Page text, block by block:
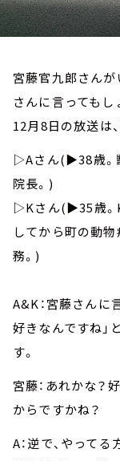
宮藤官九郎さん
さんに言ってもし
12月8日の放送は
▷Aさん(▶︎38歳。
院長。)
▷Kさん(▶︎35歳。
してから町の動
務。)
A&K：宮藤さんに
好きなんですね」
す。
宮藤：あれかな？
からですかね？
A：逆で、やって